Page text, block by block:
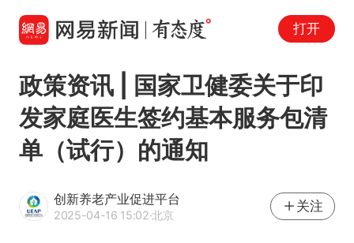
打开
政策资讯 | 国家卫健委关于印
发家庭医生签约基本服务包清
单（试行）的通知
创新养老产业促进平台
2025-04-16 15:02·北京
关注